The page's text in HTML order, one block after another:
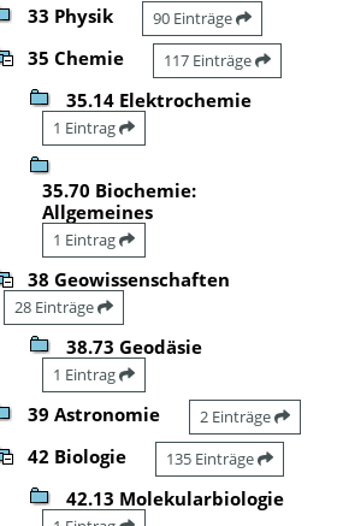
33 Physik 90 Einträge
35 Chemie 117 Einträge
35.14 Elektrochemie
1 Eintrag
35.70 Biochemie:
Allgemeines
1 Eintrag
38 Geowissenschaften
28 Einträge
38.73 Geodäsie
1 Eintrag
39 Astronomie 2 Einträge
42 Biologie 135 Einträge
42.13 Molekularbiologie